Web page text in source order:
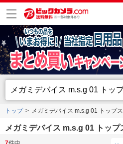
トップ メガミデバイス m.s.g 01 トップ
メガミデバイス m.s.g 01 トッ